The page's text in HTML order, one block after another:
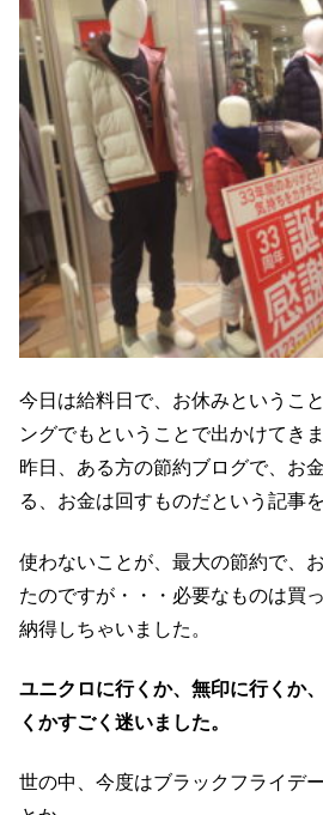
今日は給料日で、お休みというこ
ングでもということで出かけてきま
昨日、ある方の節約ブログで、お
る、お金は回すものだという記事
使わないことが、最大の節約で、
たのですが・・・必要なものは買
納得しちゃいました。
ユニクロに行くか、無印に行くか
くかすごく迷いました。
世の中、今度はブラックフライデ